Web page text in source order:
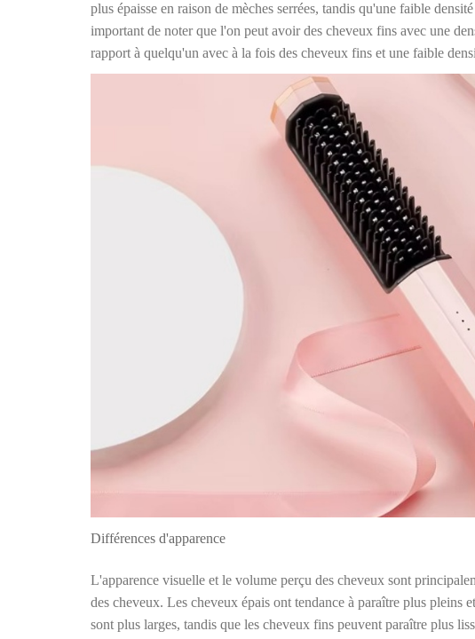
plus épaisse en raison de mèches serrées, tandis qu'une faible
important de noter que l'on peut avoir des cheveux fins avec une
rapport à quelqu'un avec à la fois des cheveux fins et une faible
Différences d'apparence
L'apparence visuelle et le volume perçu des cheveux sont
des cheveux. Les cheveux épais ont tendance à paraître plus pleins
sont plus larges, tandis que les cheveux fins peuvent paraître plus